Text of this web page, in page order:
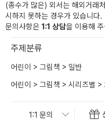
(종수가 많은) 외서는 해외거래
시하지 못하는 경우가 있습니다.
문의사항은 1:1 상담을 이용해
주제분류
어린이 > 그림책 > 일반
어린이 > 그림책 > 시리즈별 >